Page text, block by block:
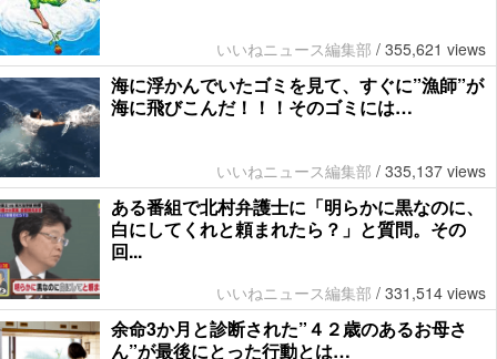
いいねニュース編集部 / 355,621 views
海に浮かんでいたゴミを見て、すぐに”漁師”が
海に飛びこんだ！！！そのゴミには…
いいねニュース編集部 / 335,137 views
ある番組で北村弁護士に「明らかに黒なのに、
白にしてくれと頼まれたら？」と質問。その
回...
いいねニュース編集部 / 331,514 views
余命3か月と診断された”４２歳のあるお母さ
ん”が最後にとった行動とは…